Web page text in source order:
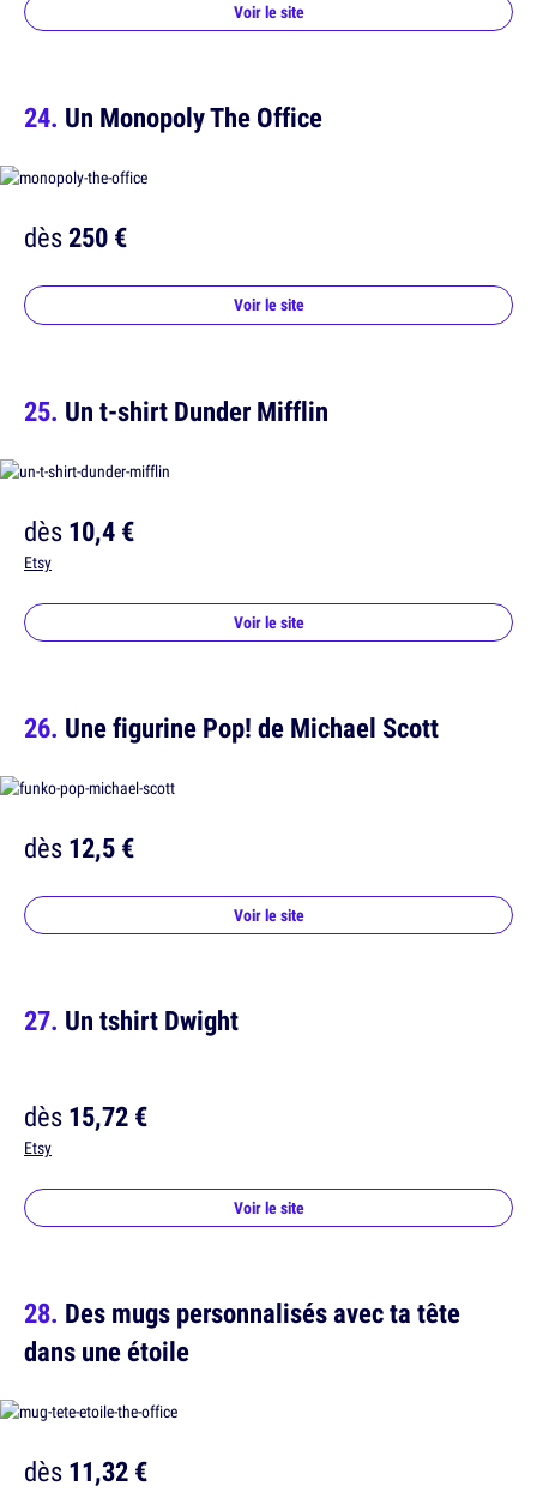
Voir le site
Un Monopoly The Office
dès250 €
Voir le site
Un t-shirt Dunder Mifflin
dès10,4 €
Etsy
Voir le site
Une figurine Pop! de Michael Scott
dès12,5 €
Voir le site
Un tshirt Dwight
dès15,72 €
Etsy
Voir le site
Des mugs personnalisés avec ta tête
dans une étoile
dès11,32 €